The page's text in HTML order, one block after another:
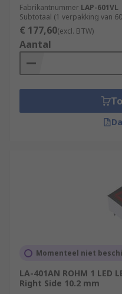
Fabrikantnummer LAP-601VL
Subtotaal (1 verpakking van
€ 177,60(excl. BTW)
Aantal
Momenteel niet
LA-401AN ROHM 1 LED
Right Side 10.2 mm